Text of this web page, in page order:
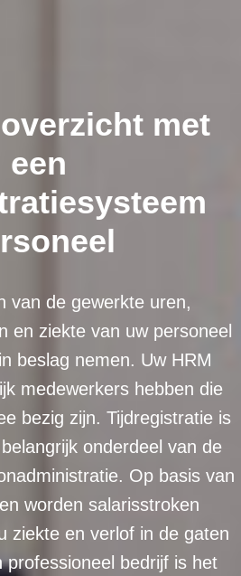
met
een
van de gewerkte uren,
en ziekte van uw personeel
beslag nemen. Uw HRM
medewerkers hebben die
bezig zijn. Tijdregistratie is
onderdeel van de
Op basis van
worden salarisstroken
ziekte en verlof in de gaten
professioneel bedrijf is het